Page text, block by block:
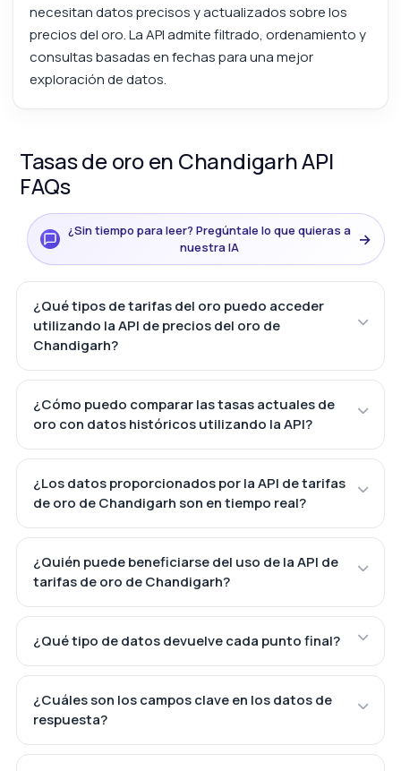
necesitan datos precisos y actualizados sobre los
precios del oro. La API admite filtrado, ordenamiento y
consultas basadas en fechas para una mejor
exploración de datos.
Tasas de oro en Chandigarh API
FAQs
¿Sin tiempo para leer? Pregúntale lo que quieras a
nuestra IA
→
¿Qué tipos de tarifas del oro puedo acceder
utilizando la API de precios del oro de
Chandigarh?
¿Cómo puedo comparar las tasas actuales de
oro con datos históricos utilizando la API?
¿Los datos proporcionados por la API de tarifas
de oro de Chandigarh son en tiempo real?
¿Quién puede beneficiarse del uso de la API de
tarifas de oro de Chandigarh?
¿Qué tipo de datos devuelve cada punto final?
¿Cuáles son los campos clave en los datos de
respuesta?